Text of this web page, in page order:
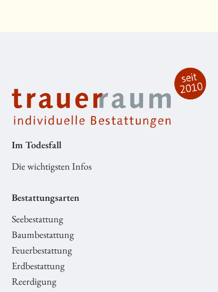
Im Todesfall
Die wichtigsten Infos
Bestattungsarten
Seebestattung
Baumbestattung
Feuerbestattung
Erdbestattung
Reerdigung